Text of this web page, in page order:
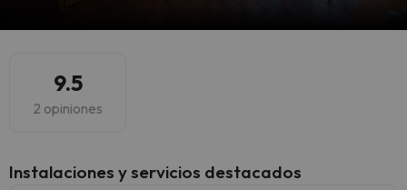
9.5
2 opiniones
Instalaciones y servicios destacados